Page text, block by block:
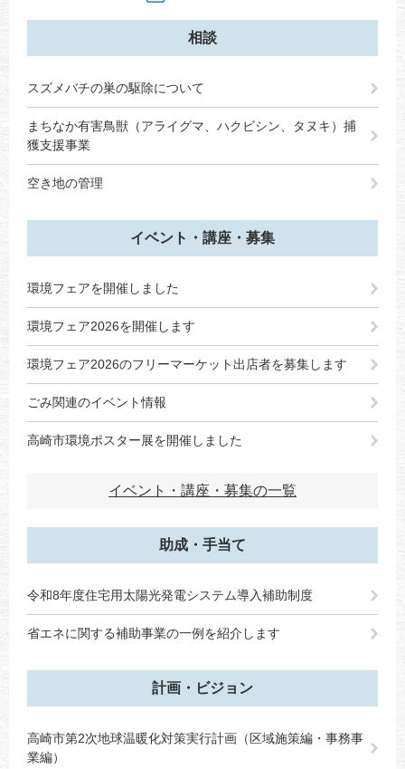
相談
スズメバチの巣の駆除について
まちなか有害鳥獣（アライグマ、ハクビシン、タヌキ）捕
獲支援事業
空き地の管理
イベント・講座・募集
環境フェアを開催しました
環境フェア2026を開催します
環境フェア2026のフリーマーケット出店者を募集します
ごみ関連のイベント情報
高崎市環境ポスター展を開催しました
イベント・講座・募集の一覧
助成・手当て
令和8年度住宅用太陽光発電システム導入補助制度
省エネに関する補助事業の一例を紹介します
計画・ビジョン
高崎市第2次地球温暖化対策実行計画（区域施策編・事務事
業編）